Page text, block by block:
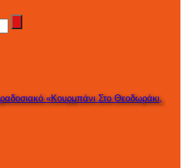
«Κουρμπάνι Στο Θεοδωράκι,